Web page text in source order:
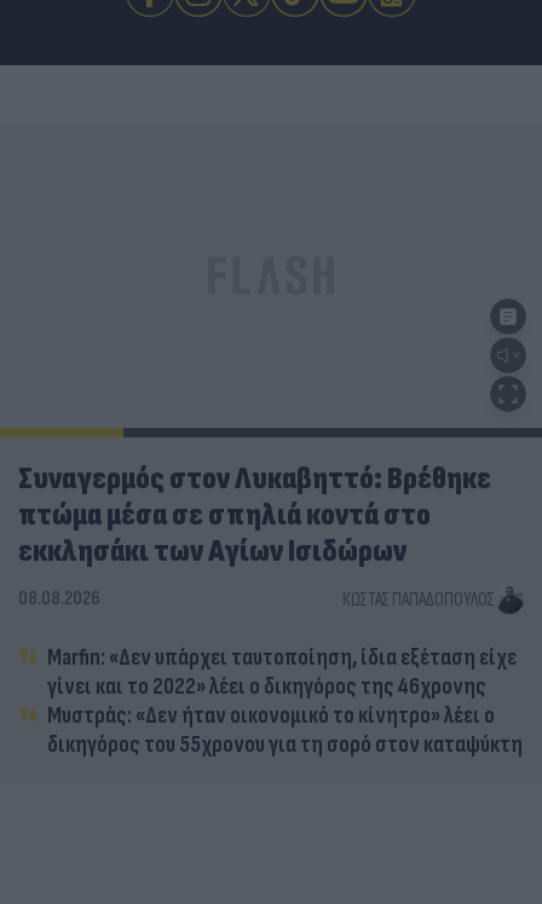
Συναγερμός στον Λυκαβηττό: Βρέθηκε
πτώμα μέσα σε σπηλιά κοντά στο
εκκλησάκι των Αγίων Ισιδώρων
08.08.2026 ΚΏΣΤΑΣ ΠΑΠΑΔΌΠΟΥΛΟΣ
Marfin: «Δεν υπάρχει ταυτοποίηση, ίδια εξέταση είχε
γίνει και το 2022» λέει ο δικηγόρος της 46χρονης
Μυστράς: «Δεν ήταν οικονομικό το κίνητρο» λέει ο
δικηγόρος του 55χρονου για τη σορό στον καταψύκτη